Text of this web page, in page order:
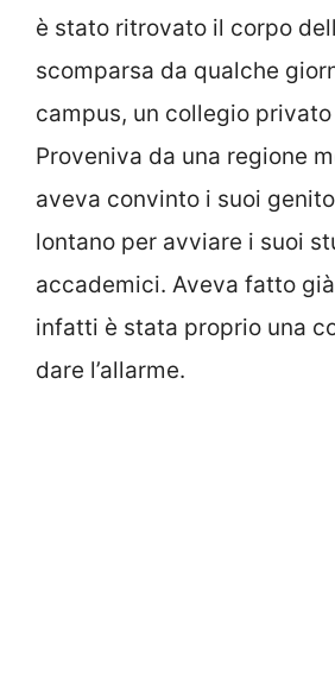
è stato ritrovato il corpo
scomparsa da qualche
campus, un collegio
Proveniva da una regione
aveva convinto i suoi
lontano per avviare i suoi
accademici. Aveva fatto
infatti è stata proprio una
dare l’allarme.